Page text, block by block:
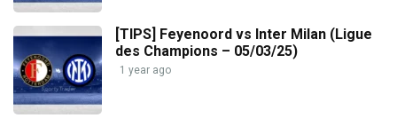
[TIPS] Feyenoord vs Inter Milan (Ligue
des Champions – 05/03/25)
1 year ago